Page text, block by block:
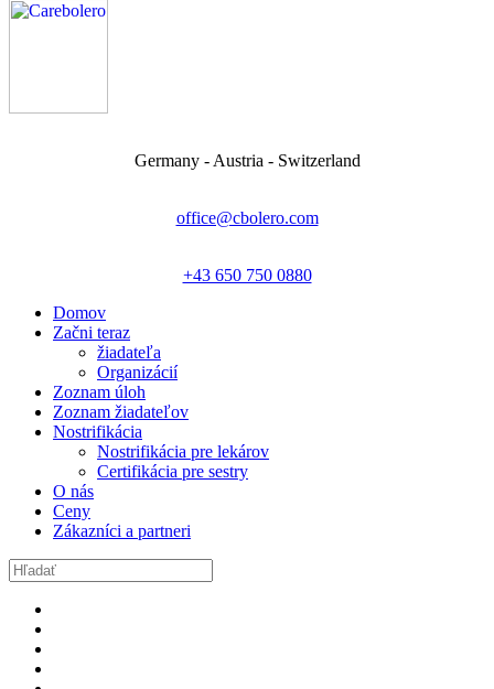
Germany - Austria - Switzerland
office@cbolero.com
+43 650 750 0880
Domov
Začni teraz
žiadateľa
Organizácií
Zoznam úloh
Zoznam žiadateľov
Nostrifikácia
Nostrifikácia pre lekárov
Certifikácia pre sestry
O nás
Ceny
Zákazníci a partneri